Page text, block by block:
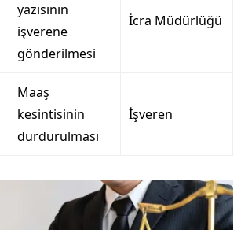
yazısının
işverene
gönderilmesi
İcra Müdürlüğü
Maaş
kesintisinin
durdurulması
İşveren